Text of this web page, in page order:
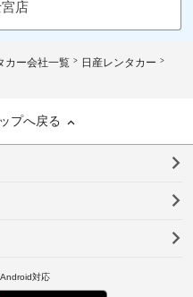
店
カー会社一覧
日産レンタカー
プへ戻る